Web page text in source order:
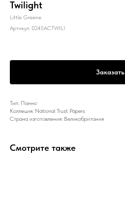
Twilight
Little Greene
Артикул: 0245ACTWILI
Заказать
Тип: Панно
Коллеция: National Trust Papers
Страна изготовления: Великобритания
Смотрите также